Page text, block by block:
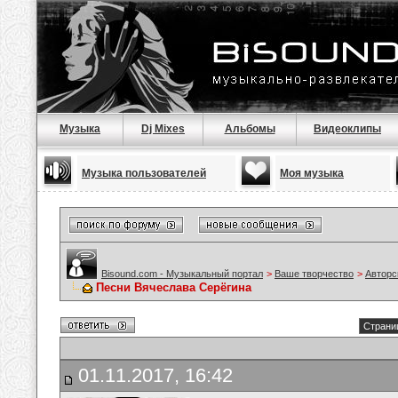
Музыка Dj Mixes Альбомы Видеоклипы
Музыка пользователей Моя музыка
Bisound.com - Музыкальный портал > Ваше творчество >
Песни Вячеслава Серёгина
01.11.2017, 16:42